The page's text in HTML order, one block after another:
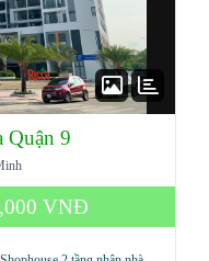
Quận 9
VNĐ